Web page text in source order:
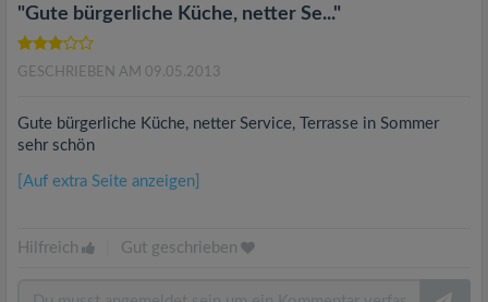
"Gute bürgerliche Küche, netter Se..."
GESCHRIEBEN AM 09.05.2013
Gute bürgerliche Küche, netter Service, Terrasse in Sommer
sehr schön
[Auf extra Seite anzeigen]
Hilfreich Gut geschrieben
o
n